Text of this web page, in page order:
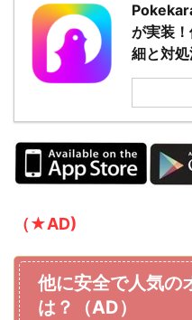
が実装
細と対処
（★AD)
他に安全で人気の
は？（AD）